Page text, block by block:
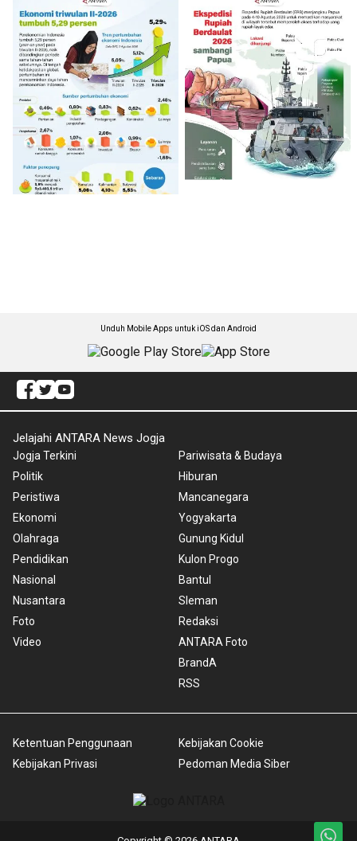
Unduh Mobile Apps untuk iOS dan Android
Jelajahi ANTARA News Jogja
Jogja Terkini
Politik
Peristiwa
Ekonomi
Olahraga
Pendidikan
Nasional
Nusantara
Foto
Video
Pariwisata & Budaya
Hiburan
Mancanegara
Yogyakarta
Gunung Kidul
Kulon Progo
Bantul
Sleman
Redaksi
ANTARA Foto
BrandA
RSS
Ketentuan Penggunaan
Kebijakan Privasi
Kebijakan Cookie
Pedoman Media Siber